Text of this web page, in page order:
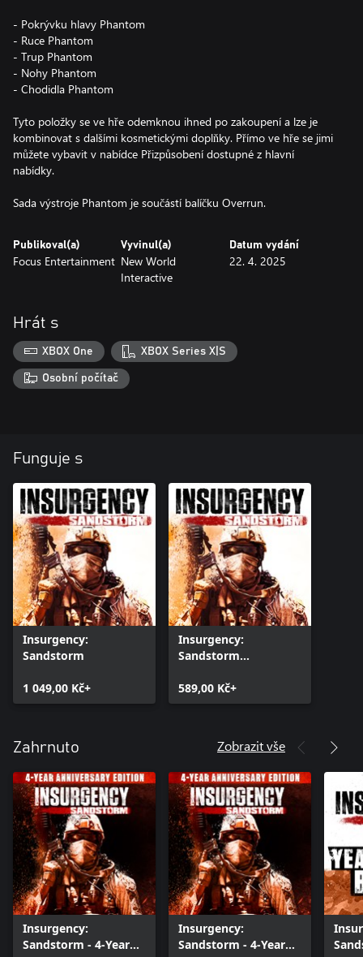
- Pokrývku hlavy Phantom
- Ruce Phantom
- Trup Phantom
- Nohy Phantom
- Chodidla Phantom
Tyto položky se ve hře odemknou ihned po zakoupení a lze je
kombinovat s dalšími kosmetickými doplňky. Přímo ve hře se jimi
můžete vybavit v nabídce Přizpůsobení dostupné z hlavní
nabídky.
Sada výstroje Phantom je součástí balíčku Overrun.
Publikoval(a)
Focus Entertainment
Vyvinul(a)
New World
Interactive
Datum vydání
22. 4. 2025
Hrát s
XBOX One XBOX Series X|S
Osobní počítač
Funguje s
Insurgency:
Sandstorm
1 049,00 Kč+
Insurgency:
Sandstorm
589,00 Kč+
Zahrnuto Zobrazit vše
Insurgency:
Sandstorm - 4-Year
Insurgency:
Sandstorm - 4-Year